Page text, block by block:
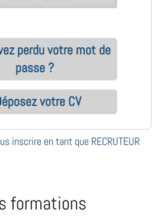
perdu votre mot de
passe ?
votre CV
inscrire en tant que RECRUTEUR
formations